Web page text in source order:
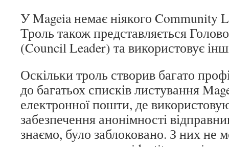
У Mageia немає ніякого Community
Троль також представляється
(Council Leader) та використовує
Оскільки троль створив багато
до багатьох списків листування
електронної пошти, де
забезпечення анонімності
знаємо, було заблоковано. З них не